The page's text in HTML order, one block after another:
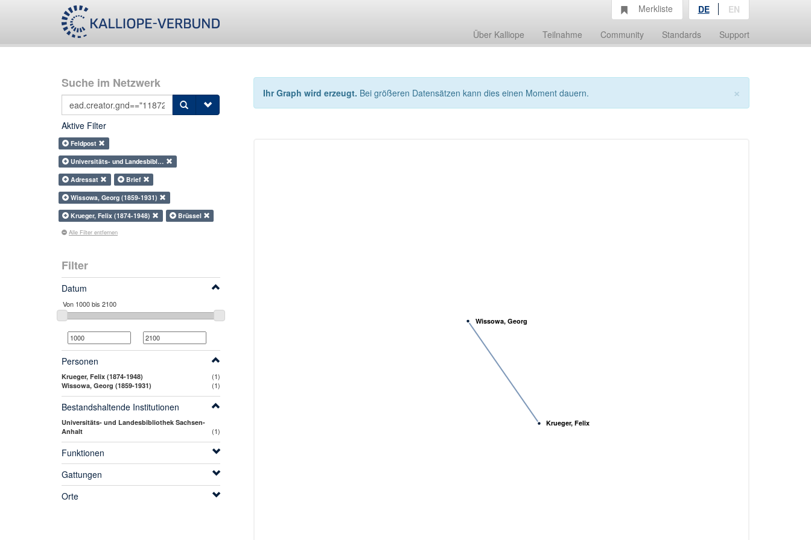
Über Kalliope Teilnahme Community Standards Support
Merkliste DE EN
Suche im Netzwerk
Aktive Filter
Feldpost
Universitäts- und Landesbibl…
Adressat
Brief
Wissowa, Georg (1859-1931)
Krueger, Felix (1874-1948)
Brüssel
Alle Filter entfernen
Filter
Datum
Personen
Krueger, Felix (1874-1948) (1)
Wissowa, Georg (1859-1931) (1)
Bestandshaltende Institutionen
Universitäts- und Landesbibliothek Sachsen-
Anhalt
(1)
Funktionen
Gattungen
Orte
×
Ihr Graph wird erzeugt. Bei größeren Datensätzen kann dies einen Moment dauern.
Wissowa, Georg
Krueger, Felix